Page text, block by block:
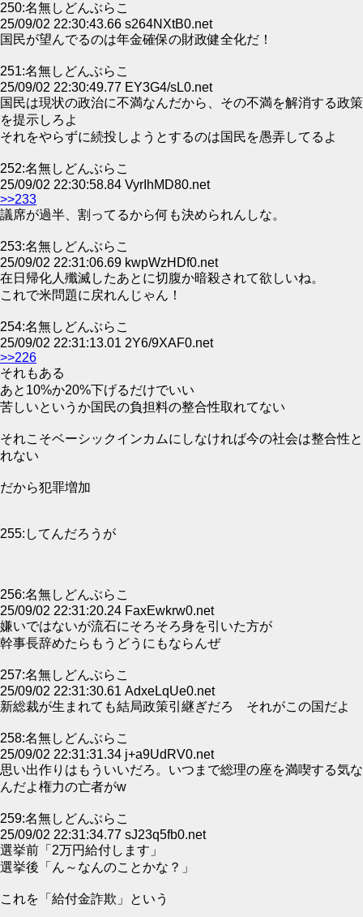
250:名無しどんぶらこ
25/09/02 22:30:43.66 s264NXtB0.net
国民が望んでるのは年金確保の財政健全化だ！
251:名無しどんぶらこ
25/09/02 22:30:49.77 EY3G4/sL0.net
国民は現状の政治に不満なんだから、その不満を解消する政策
を提示しろよ
それをやらずに続投しようとするのは国民を愚弄してるよ
252:名無しどんぶらこ
25/09/02 22:30:58.84 VyrIhMD80.net
>>233
議席が過半、割ってるから何も決められんしな。
253:名無しどんぶらこ
25/09/02 22:31:06.69 kwpWzHDf0.net
在日帰化人殲滅したあとに切腹か暗殺されて欲しいね。
これで米問題に戻れんじゃん！
254:名無しどんぶらこ
25/09/02 22:31:13.01 2Y6/9XAF0.net
>>226
それもある
あと10%か20%下げるだけでいい
苦しいというか国民の負担料の整合性取れてない
それこそベーシックインカムにしなければ今の社会は整合性と
れない
だから犯罪増加
255:してんだろうが
256:名無しどんぶらこ
25/09/02 22:31:20.24 FaxEwkrw0.net
嫌いではないが流石にそろそろ身を引いた方が
幹事長辞めたらもうどうにもならんぜ
257:名無しどんぶらこ
25/09/02 22:31:30.61 AdxeLqUe0.net
新総裁が生まれても結局政策引継ぎだろ それがこの国だよ
258:名無しどんぶらこ
25/09/02 22:31:31.34 j+a9UdRV0.net
思い出作りはもういいだろ。いつまで総理の座を満喫する気な
んだよ権力の亡者がw
259:名無しどんぶらこ
25/09/02 22:31:34.77 sJ23q5fb0.net
選挙前「2万円給付します」
選挙後「ん～なんのことかな？」
これを「給付金詐欺」という